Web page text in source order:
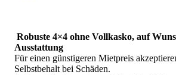
Kleingruppenreisendecken
interessanten Routen und
Tägliche touristische Bus-Shuttles
beliebtesten Reise-Regionen:
Robuste 4×4 ohne Vollkasko, auf
Ausstattung
Für einen günstigeren Mietpreis
Selbstbehalt bei Schäden.